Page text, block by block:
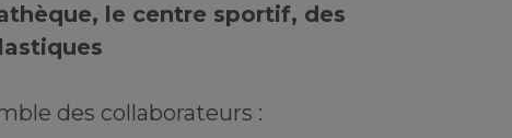
le centre sportif, des
des collaborateurs :